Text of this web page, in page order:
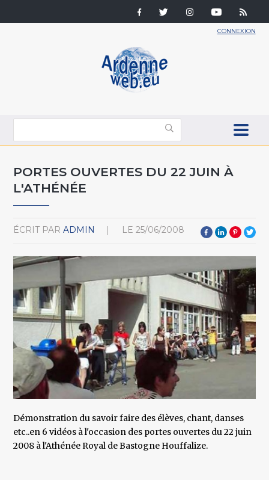
CONNEXION
PORTES OUVERTES DU 22 JUIN À
L'ATHÉNÉE
ÉCRIT PAR ADMIN LE 25/06/2008
Démonstration du savoir faire des élèves, chant, danses
etc..en 6 vidéos à l'occasion des portes ouvertes du 22 juin
2008 à l'Athénée Royal de Bastogne Houffalize.